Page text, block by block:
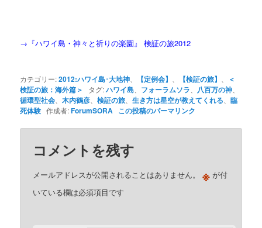
→ 『ハワイ島・神々と祈りの楽園』 検証の旅2012
カテゴリー:2012:ハワイ島･大地神 【定例会】 【検証の旅】
＜
検証の旅：海外篇＞
タグ:ハワイ島 フォーラムソラ 八百万の神
循環型社会 、木内鶴彦 、検証の旅 、生き方は星空が教えてくれる 、臨
死体験 作成者:ForumSORA この投稿のパーマリンク
コメントを残す
メールアドレスが公開されることはありません。 ※ が付
いている欄は必須項目です